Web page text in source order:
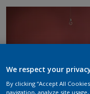
We respect your
By clicking “Accept All
navigation, analyze site